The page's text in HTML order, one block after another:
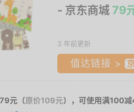
- 京东商城 79
3 年前更新
值达链接 >
元（原价109元），可使用满100